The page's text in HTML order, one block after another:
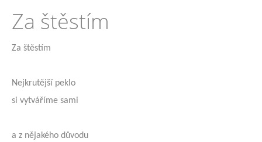
Za štěstím
Za štěstím
Nejkrutější peklo
si vytváříme sami
a z nějakého důvodu